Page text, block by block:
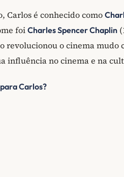
Carlos é conhecido como
foi Charles Spencer Chaplin
revolucionou o cinema mudo
influência no cinema e na
Carlos?